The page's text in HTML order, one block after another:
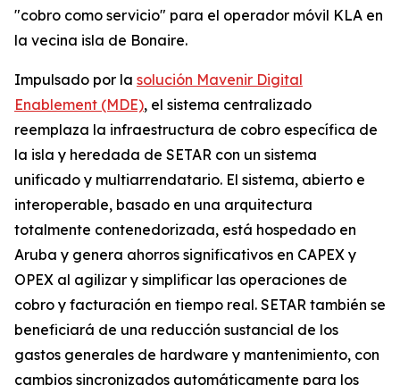
"cobro como servicio" para el operador móvil KLA en
la vecina isla de Bonaire.
Impulsado por la solución Mavenir Digital
Enablement (MDE), el sistema centralizado
reemplaza la infraestructura de cobro específica de
la isla y heredada de SETAR con un sistema
unificado y multiarrendatario. El sistema, abierto e
interoperable, basado en una arquitectura
totalmente contenedorizada, está hospedado en
Aruba y genera ahorros significativos en CAPEX y
OPEX al agilizar y simplificar las operaciones de
cobro y facturación en tiempo real. SETAR también se
beneficiará de una reducción sustancial de los
gastos generales de hardware y mantenimiento, con
cambios sincronizados automáticamente para los